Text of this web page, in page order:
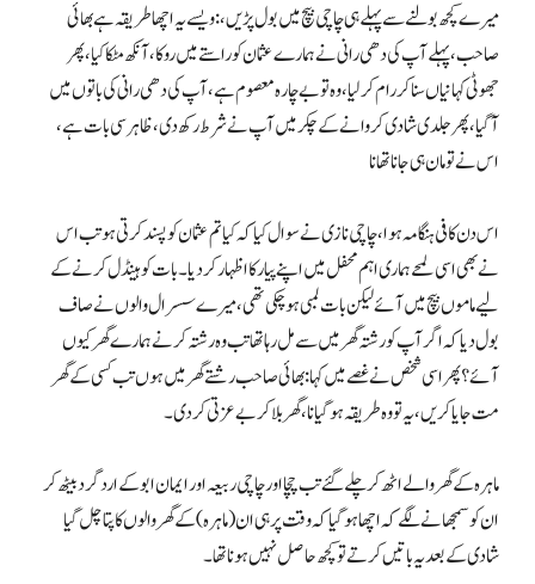
میرے کچھ بولنے سے پہلے ہی چاچی بیچ میں بول پڑیں،: ویسے یہ اچھا طریقہ ہے بھائی
صاحب، پہلے آپ کی دھی رانی نے ہمارے عثمان کو راستے میں روکا، آنکھ مٹکا کیا، پھر
جھوٹی کہانیاں سنا کر رام کرلیا، وہ تو بے چارہ معصوم ہے، آپ کی دھی رانی کی باتوں میں
آگیا، پھر جلدی شادی کروانے کے چکر میں آپ نے شرط رکھ دی، ظاہر سی بات ہے،
اس نے تو مان ہی جانا تھا نا
اس دن کافی ہنگامہ ہوا، چاچی نازی نے سوال کیا کہ کیا تم عثمان کو پسند کرتی ہو تب اس
نے بھی اسی لمحے ہماری اہم محفل میں اپنے پیار کا اظہار کردیا۔ بات کو ہینڈل کرنے کے
لیے ماموں بیچ میں آئے لیکن بات لمبی ہوچکی تھی، میرے سسرال والوں نے صاف
بول دیا کہ اگر آپ کو رشتہ گھر میں سے مل رہا تھا تب وہ رشتہ کرنے ہمارے گھر کیوں
آئے؟ پھر اسی شخص نے غصے میں کہا: بھائی صاحب رشتے گھر میں ہوں تب کسی کے گھر
مت جایا کریں، یہ تو وہ طریقہ ہوگیا نا، گھر بلا کر بے عزتی کردی۔
ماہرہ کے گھر والے اٹھ کر چلے گئے تب چچا اور چاچی ربیعہ اور ایمان ابو کے اردگرد بیٹھ کر
ان کو سمجھانے لگے کہ اچھا ہوگیا کہ وقت پر ہی ان(ماہرہ) کے گھر والوں کا پتا چل گیا
شادی کے بعد یہ باتیں کرتے تو کچھ حاصل نہیں ہونا تھا۔